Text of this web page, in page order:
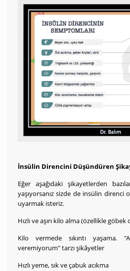
İnsülin Direncini Düşündüren
Eğer aşağıdaki şikayetlerden
yaşıyorsanız sizde de insülin direnci
uyarmak isteriz.
Hızlı ve aşırı kilo alma (özellikle
Kilo vermede sıkıntı yaşama.
veremiyorum" tarzı şikâyetler
Hızlı yeme, sık ve çabuk acıkma